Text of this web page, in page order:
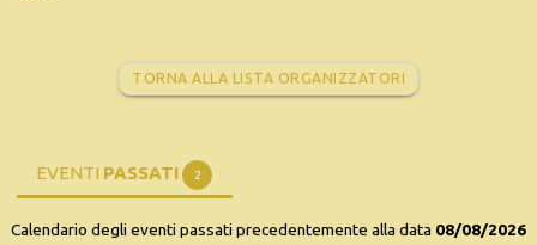
TORNA ALLA LISTA ORGANIZZATORI
EVENTI PASSATI 2
Calendario degli eventi passati precedentemente alla data 08/08/2026